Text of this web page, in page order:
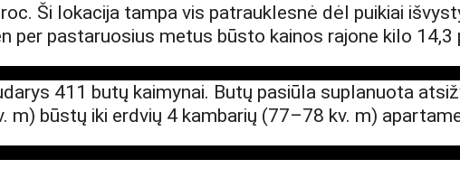
Ši lokacija tampa vis patrauklesnė dėl puikiai
per pastaruosius metus būsto kainos rajone kilo 14,3
411 butų kaimynai. Butų pasiūla suplanuota
m) būstų iki erdvių 4 kambarių (77–78 kv. m)